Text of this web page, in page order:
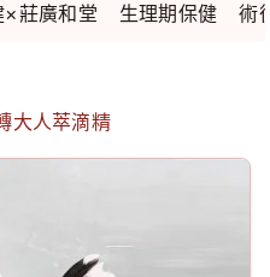
×莊廣和堂 生理期保健 術
大人萃滴精